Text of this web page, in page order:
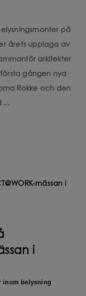
på
årets upplaga av
arkitekter
gången nya
Rokke och den
...
i
inom belysning